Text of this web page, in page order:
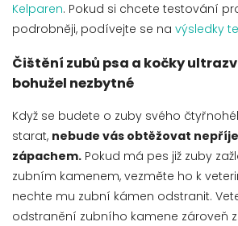
Kelparen. Pokud si chcete testování
podrobněji, podívejte se na výsledky
Čištění zubů psa a kočky
bohužel nezbytné
Když se budete o zuby svého
starat, nebude vás obtěžovat
zápachem. Pokud má pes již zuby
zubním kamenem, vezměte ho k
nechte mu zubní kámen odstranit.
odstranění zubního kamene zároveň